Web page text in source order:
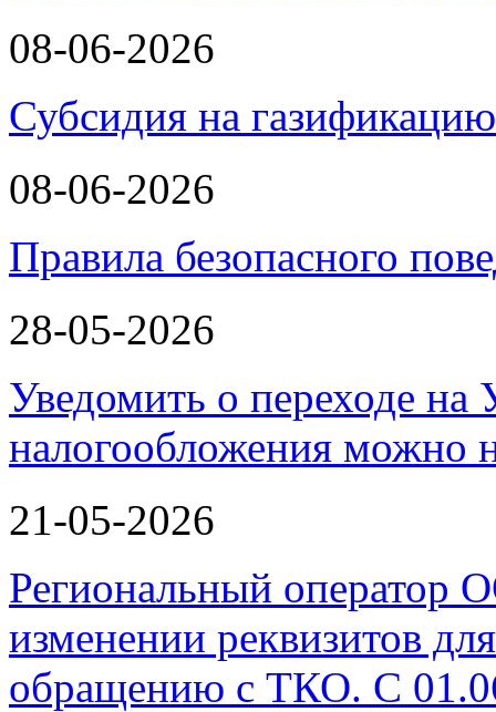
08-06-2026
Субсидия на
08-06-2026
Правила безопасного
28-05-2026
Уведомить о переходе
налогообложения можно
21-05-2026
Региональный
изменении реквизитов
обращению с ТКО. С